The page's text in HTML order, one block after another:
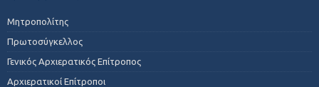
Μητροπολίτης
Πρωτοσύγκελλος
Γενικός Αρχιερατικός Επίτροπος
Αρχιερατικοί Επίτροποι